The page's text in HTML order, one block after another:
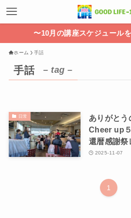
〜10月の講座スケジュール
ホーム 手話
手話 – tag –
日常
ありがと
Cheer up
還暦感謝祭
2025-11-07
1